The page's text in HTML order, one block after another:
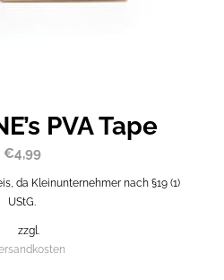
PVA Tape
€4,99
da Kleinunternehmer nach §19 (1)
UStG.
zzgl.